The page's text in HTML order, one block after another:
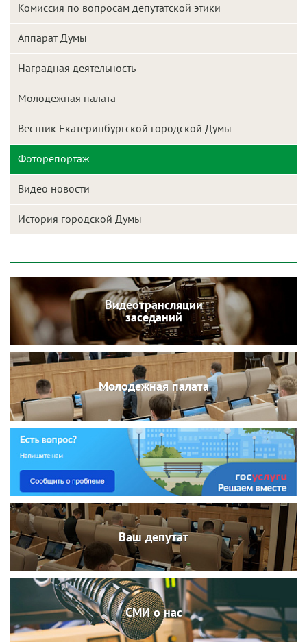
Комиссия по вопросам депутатской этики
Аппарат Думы
Наградная деятельность
Молодежная палата
Вестник Екатеринбургской городской Думы
Фоторепортаж
Видео новости
История городской Думы
Видеотрансляции
заседаний
Молодежная палата
Ваш депутат
СМИ о нас